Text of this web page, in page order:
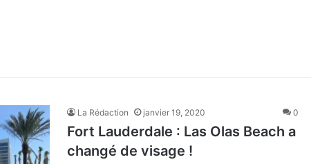
La Rédaction janvier 19, 2020 0
Fort Lauderdale : Las Olas Beach a
changé de visage !